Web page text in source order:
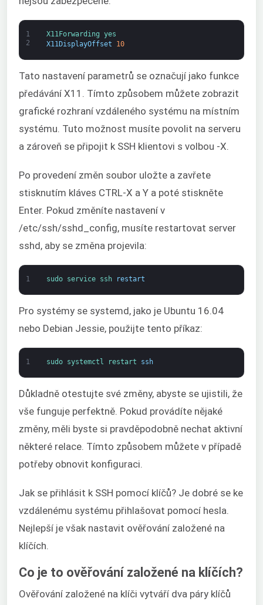
1
2
X11Forwarding yes
X11DisplayOffset
10
Tato nastavení parametrů se označují jako funkce
předávání X11. Tímto způsobem můžete zobrazit
grafické rozhraní vzdáleného systému na místním
systému. Tuto možnost musíte povolit na serveru
a zároveň se připojit k SSH klientovi s volbou -X.
Po provedení změn soubor uložte a zavřete
stisknutím kláves CTRL-X a Y a poté stiskněte
Enter. Pokud změníte nastavení v
/etc/ssh/sshd_config, musíte restartovat server
sshd, aby se změna projevila:
1 sudo service ssh restart
Pro systémy se systemd, jako je Ubuntu 16.04
nebo Debian Jessie, použijte tento příkaz:
1 sudo systemctl restart ssh
Důkladně otestujte své změny, abyste se ujistili, že
vše funguje perfektně. Pokud provádíte nějaké
změny, měli byste si pravděpodobně nechat aktivní
některé relace. Tímto způsobem můžete v případě
potřeby obnovit konfiguraci.
Jak se přihlásit k SSH pomocí klíčů? Je dobré se ke
vzdálenému systému přihlašovat pomocí hesla.
Nejlepší je však nastavit ověřování založené na
klíčích.
Co je to ověřování založené na klíčích?
Ověřování založené na klíči vytváří dva páry klíčů